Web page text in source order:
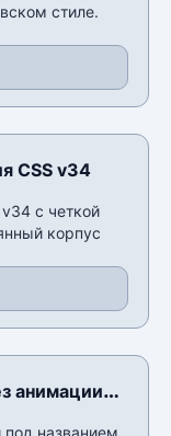
стиле.
CSS v34
с четкой
корпус
анимации
под названием